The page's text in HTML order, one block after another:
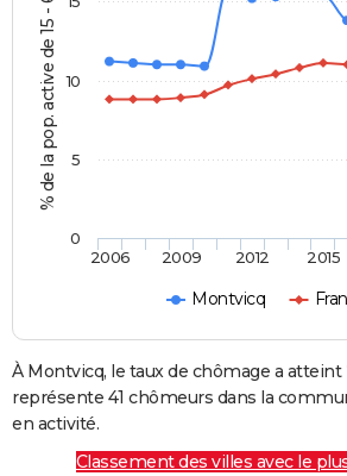
% de la pop. active de 15 - 64 ans
Montvicq
2006 2009 2012 2015
0
5
10
À Montvicq, le taux de chômage a atteint
représente 41 chômeurs dans la
en activité.
Classement des villes avec le